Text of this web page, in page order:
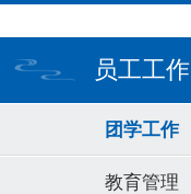
员工工作
团学工作
教育管理